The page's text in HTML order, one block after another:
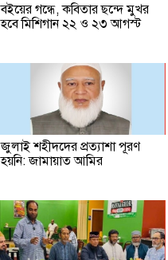
বইয়ের গন্ধে, কবিতার ছন্দে মুখর
হবে মিশিগান ২২ ও ২৩ আগস্ট
জুলাই শহীদদের প্রত্যাশা পূরণ
হয়নি: জামায়াত আমির